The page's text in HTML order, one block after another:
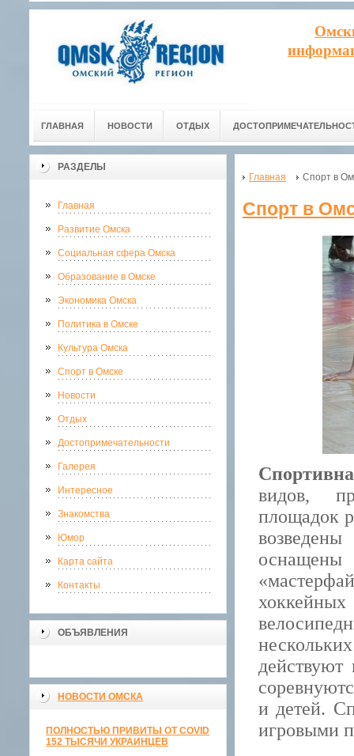
ГЛАВНАЯ НОВОСТИ ОТДЫХ
РАЗДЕЛЫ
Главная
Развитие Омска
Социальная сфера Омска
Образование в Омске
Экономика Омска
Политика в Омске
Культура Омска
Спорт в Омске
Новости
Отдых
Достопримечательности
Галерея
Интересное
Знакомства
Юмор
Карта сайта
Контакты
ОБЪЯВЛЕНИЯ
НОВОСТИ ОМСКА
ПОЛНОСТЬЮ ПРИВИТЫ ОТ COVID
152 ТЫСЯЧИ УКРАИНЦЕВ
Главная Спорт в
Спорт в
видов,
площадок
и детей.
игровыми